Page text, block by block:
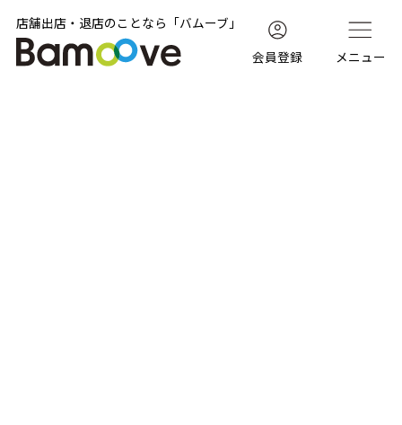
店舗出店・退店のことなら「バムーブ」
会員登録
メニュー